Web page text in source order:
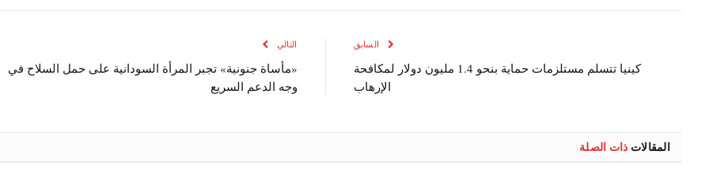
السابق
كينيا تتسلم مستلزمات حماية بنحو 1.4 مليون دولار لمكافحة
الإرهاب
التالي
«مأساة جنونية» تجبر المرأة السودانية على حمل السلاح في
وجه الدعم السريع
المقالات ذات الصلة